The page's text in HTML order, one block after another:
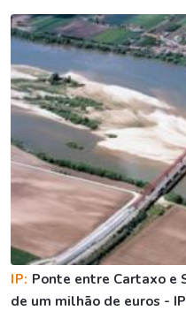
IP: Ponte entre Cartaxo e
de um milhão de euros - IP